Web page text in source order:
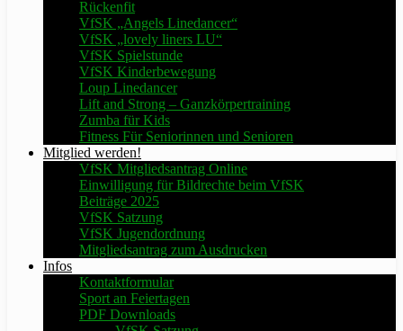
Rückenfit
VfSK „Angels Linedancer“
VfSK „lovely liners LU“
VfSK Spielstunde
VfSK Kinderbewegung
Loup Linedancer
Lift and Strong – Ganzkörpertraining
Zumba für Kids
Fitness Für Seniorinnen und Senioren
Mitglied werden!
VfSK Mitgliedsantrag Online
Einwilligung für Bildrechte beim VfSK
Beiträge 2025
VfSK Satzung
VfSK Jugendordnung
Mitgliedsantrag zum Ausdrucken
Infos
Kontaktformular
Sport an Feiertagen
PDF Downloads